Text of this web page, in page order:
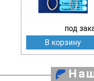
под
В корзину